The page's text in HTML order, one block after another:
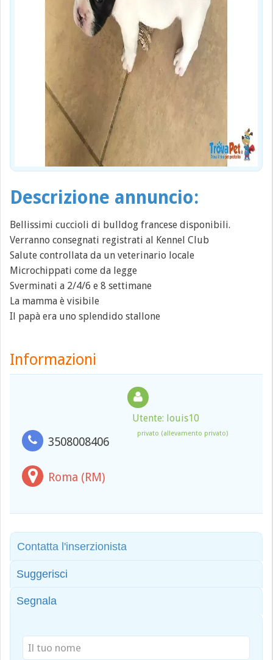
Descrizione annuncio:
Bellissimi cuccioli di bulldog francese disponibili.
Verranno consegnati registrati al Kennel Club
Salute controllata da un veterinario locale
Microchippati come da legge
Sverminati a 2/4/6 e 8 settimane
La mamma è visibile
Il papà era uno splendido stallone
Informazioni
3508008406
Utente: louis10
privato (allevamento privato)
Roma (RM)
Contatta l'inserzionista
Suggerisci
Segnala